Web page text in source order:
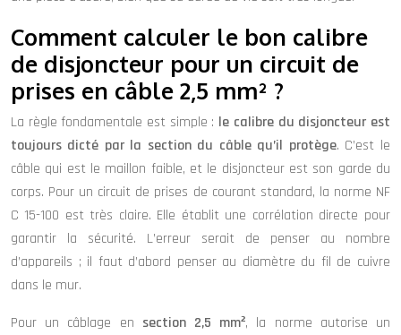
Comment calculer le bon calibre
de disjoncteur pour un circuit de
prises en câble 2,5 mm² ?
La règle fondamentale est simple : le calibre du disjoncteur est
toujours dicté par la section du câble qu’il protège. C’est le
câble qui est le maillon faible, et le disjoncteur est son garde du
corps. Pour un circuit de prises de courant standard, la norme NF
C 15-100 est très claire. Elle établit une corrélation directe pour
garantir la sécurité. L’erreur serait de penser au nombre
d’appareils ; il faut d’abord penser au diamètre du fil de cuivre
dans le mur.
Pour un câblage en section 2,5 mm², la norme autorise un